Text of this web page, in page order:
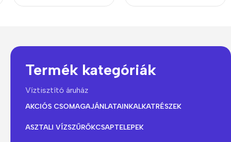
Termék kategóriák
Víztisztító áruház
AKCIÓS CSOMAGAJÁNLATAINKALKATRÉSZEK
ASZTALI VÍZSZŰRŐKCSAPTELEPEK